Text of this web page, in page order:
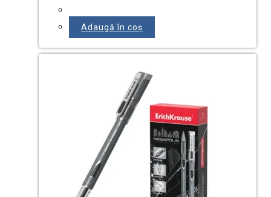
Adaugă în coș